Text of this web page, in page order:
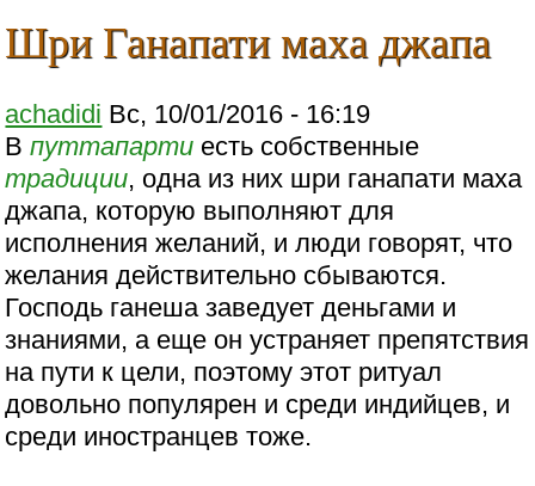
Шри Ганапати маха джапа
achadidi Вс, 10/01/2016 - 16:19
Впуттапарти есть собственные
традиции, одна из них шри ганапати маха
джапа, которую выполняют для
исполнения желаний, и люди говорят, что
желания действительно сбываются.
Господь ганеша заведует деньгами и
знаниями, а еще он устраняет препятствия
на пути к цели, поэтому этот ритуал
довольно популярен и среди индийцев, и
среди иностранцев тоже.